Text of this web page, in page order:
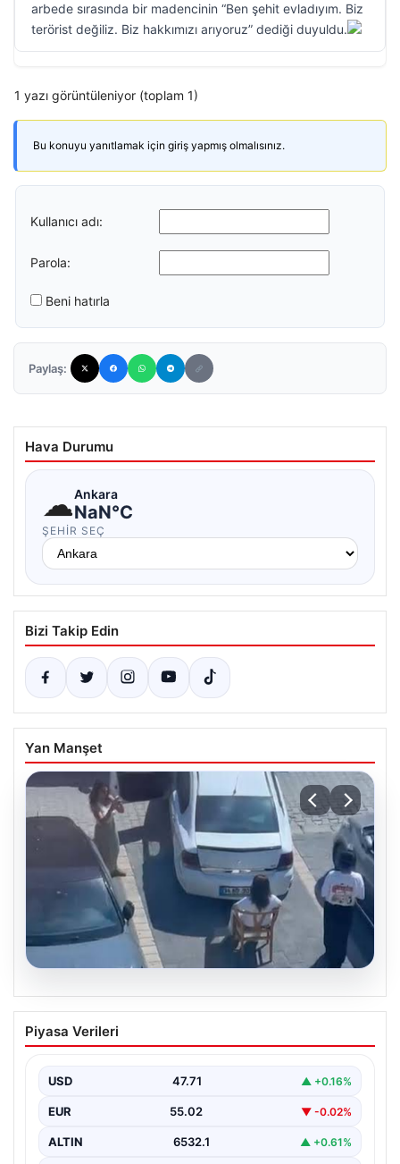
arbede sırasında bir madencinin “Ben şehit evladıyım. Biz
terörist değiliz. Biz hakkımızı arıyoruz” dediği duyuldu.
1 yazı görüntüleniyor (toplam 1)
Bu konuyu yanıtlamak için giriş yapmış olmalısınız.
Kullanıcı adı:
Parola:
Beni hatırla
Paylaş:
Hava Durumu
☁Ankara
NaN°C
ŞEHIR SEÇ
Bizi Takip Edin
Yan Manşet
05.08.2026
Yalova’da İlginç Olay: Sandalye Engel
Olunca Araç Park Etmedi
gerçekleşen bu ilginç olay, bölge sakinlerinin ve
çevredekilerin…
Piyasa Verileri
USD 47.71 ▲ +0.16%
EUR 55.02 ▼ -0.02%
ALTIN 6532.1 ▲ +0.61%